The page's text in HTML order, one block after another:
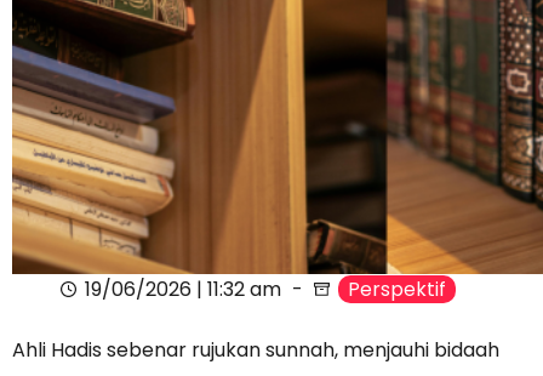
19/06/2026 | 11:32 am Perspektif
Ahli Hadis sebenar rujukan sunnah, menjauhi bidaah